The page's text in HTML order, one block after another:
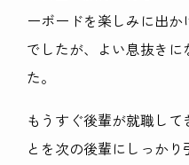
ーボードを楽しみに出
でしたが、よい息抜き
た。
もうすぐ後輩が就職して
とを次の後輩にしっか